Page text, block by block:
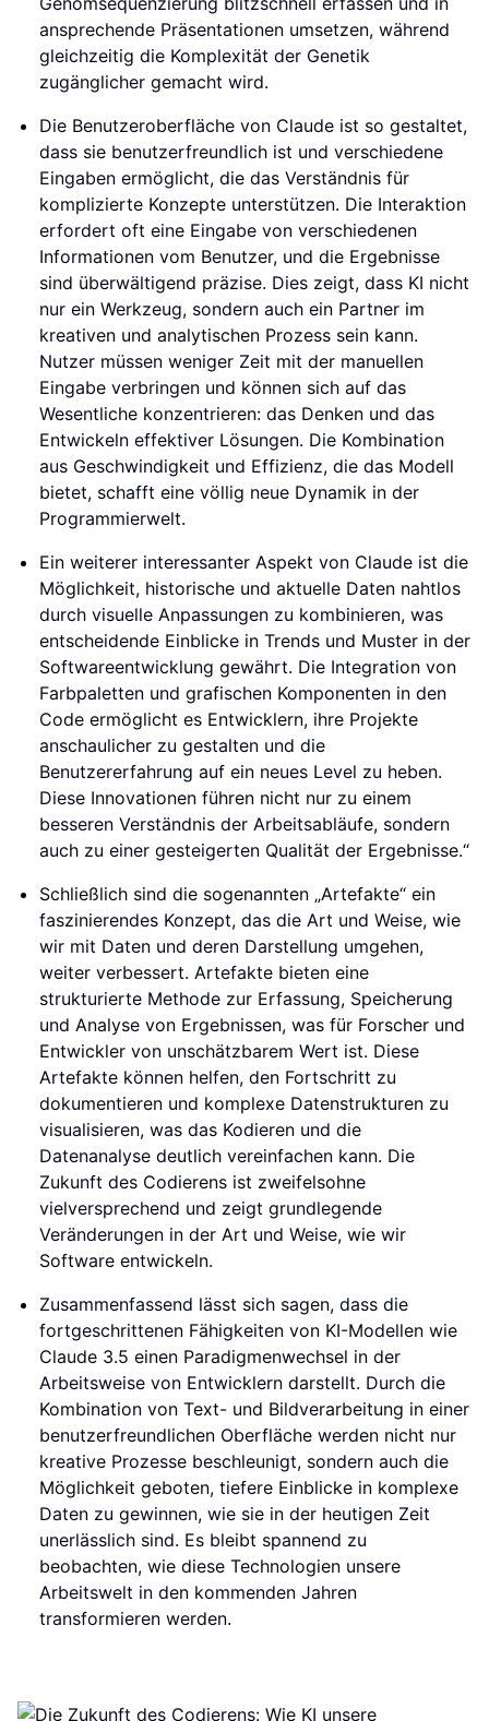
ansprechende Präsentationen umsetzen, während
gleichzeitig die Komplexität der Genetik
zugänglicher gemacht wird.
Die Benutzeroberfläche von Claude ist so gestaltet,
dass sie benutzerfreundlich ist und verschiedene
Eingaben ermöglicht, die das Verständnis für
komplizierte Konzepte unterstützen. Die Interaktion
erfordert oft eine Eingabe von verschiedenen
Informationen vom Benutzer, und die Ergebnisse
sind überwältigend präzise. Dies zeigt, dass KI nicht
nur ein Werkzeug, sondern auch ein Partner im
kreativen und analytischen Prozess sein kann.
Nutzer müssen weniger Zeit mit der manuellen
Eingabe verbringen und können sich auf das
Wesentliche konzentrieren: das Denken und das
Entwickeln effektiver Lösungen. Die Kombination
aus Geschwindigkeit und Effizienz, die das Modell
bietet, schafft eine völlig neue Dynamik in der
Programmierwelt.
Ein weiterer interessanter Aspekt von Claude ist die
Möglichkeit, historische und aktuelle Daten nahtlos
durch visuelle Anpassungen zu kombinieren, was
entscheidende Einblicke in Trends und Muster in der
Softwareentwicklung gewährt. Die Integration von
Farbpaletten und grafischen Komponenten in den
Code ermöglicht es Entwicklern, ihre Projekte
anschaulicher zu gestalten und die
Benutzererfahrung auf ein neues Level zu heben.
Diese Innovationen führen nicht nur zu einem
besseren Verständnis der Arbeitsabläufe, sondern
auch zu einer gesteigerten Qualität der Ergebnisse.“
Schließlich sind die sogenannten „Artefakte“ ein
faszinierendes Konzept, das die Art und Weise, wie
wir mit Daten und deren Darstellung umgehen,
weiter verbessert. Artefakte bieten eine
strukturierte Methode zur Erfassung, Speicherung
und Analyse von Ergebnissen, was für Forscher und
Entwickler von unschätzbarem Wert ist. Diese
Artefakte können helfen, den Fortschritt zu
dokumentieren und komplexe Datenstrukturen zu
visualisieren, was das Kodieren und die
Datenanalyse deutlich vereinfachen kann. Die
Zukunft des Codierens ist zweifelsohne
vielversprechend und zeigt grundlegende
Veränderungen in der Art und Weise, wie wir
Software entwickeln.
Zusammenfassend lässt sich sagen, dass die
fortgeschrittenen Fähigkeiten von KI-Modellen wie
Claude 3.5 einen Paradigmenwechsel in der
Arbeitsweise von Entwicklern darstellt. Durch die
Kombination von Text- und Bildverarbeitung in einer
benutzerfreundlichen Oberfläche werden nicht nur
kreative Prozesse beschleunigt, sondern auch die
Möglichkeit geboten, tiefere Einblicke in komplexe
Daten zu gewinnen, wie sie in der heutigen Zeit
unerlässlich sind. Es bleibt spannend zu
beobachten, wie diese Technologien unsere
Arbeitswelt in den kommenden Jahren
transformieren werden.